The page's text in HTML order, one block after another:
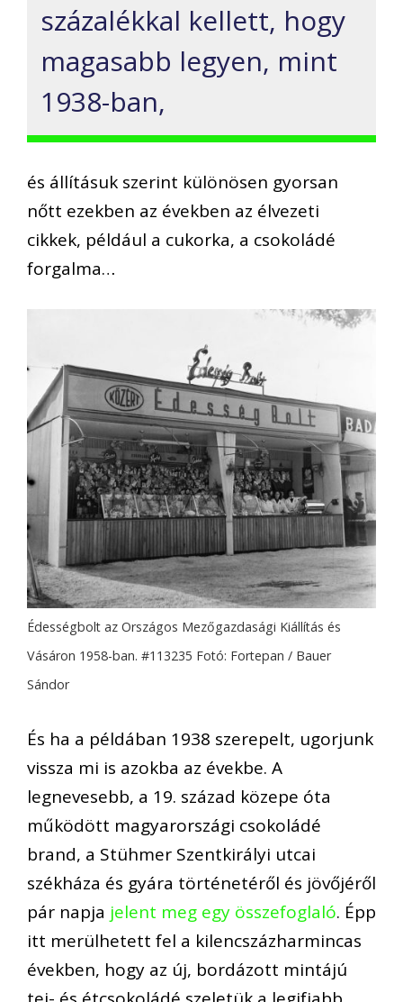
százalékkal kellett, hogy
magasabb legyen, mint
1938-ban,
és állításuk szerint különösen gyorsan
nőtt ezekben az években az élvezeti
cikkek, például a cukorka, a csokoládé
forgalma…
Édességbolt az Országos Mezőgazdasági Kiállítás és
Vásáron 1958-ban. #113235 Fotó: Fortepan / Bauer
Sándor
És ha a példában 1938 szerepelt, ugorjunk
vissza mi is azokba az évekbe. A
legnevesebb, a 19. század közepe óta
működött magyarországi csokoládé
brand, a Stühmer Szentkirályi utcai
székháza és gyára történetéről és jövőjéről
pár napja jelent meg egy összefoglaló. Épp
itt merülhetett fel a kilencszázharmincas
években, hogy az új, bordázott mintájú